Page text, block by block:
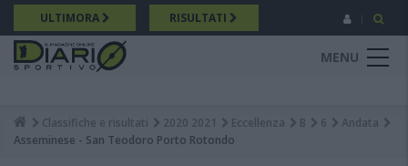
Salta
al
contenuto
principale
ULTIMORA RISULTATI
MENU
Breadcrumb
Classifiche e risultati 2020 2021 Eccellenza B 6
Andata
Asseminese - San Teodoro Porto Rotondo